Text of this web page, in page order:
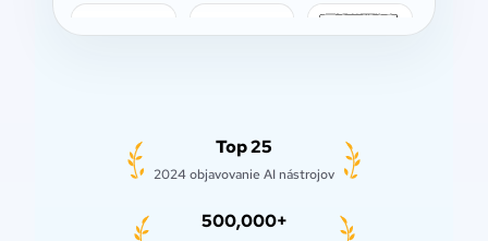
Top 25
2024 objavovanie AI nástrojov
500,000+